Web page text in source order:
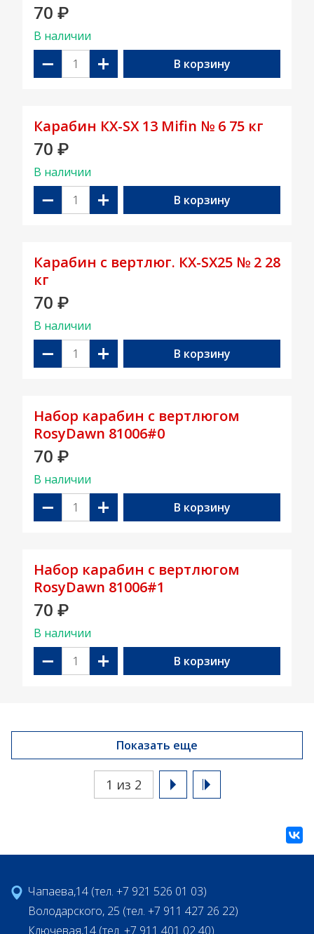
70 ₽
В наличии
− + В корзину
Карабин КX-SX 13 Mifin № 6 75 кг
70 ₽
В наличии
− + В корзину
Карабин с вертлюг. КX-SX25 № 2 28
кг
70 ₽
В наличии
− + В корзину
Набор карабин с вертлюгом
RosyDawn 81006#0
70 ₽
В наличии
− + В корзину
Набор карабин с вертлюгом
RosyDawn 81006#1
70 ₽
В наличии
− + В корзину
Показать еще
1 из 2
Чапаева,14 (тел. +7 921 526 01 03)
Володарского, 25 (тел. +7 911 427 26 22)
Ключевая,14 (тел. +7 911 401 02 40)